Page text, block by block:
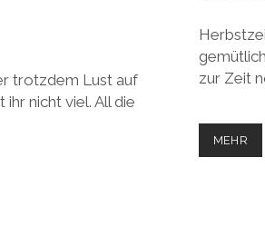
trotzdem Lust auf
nicht viel. All die
zur Zeit
MEHR